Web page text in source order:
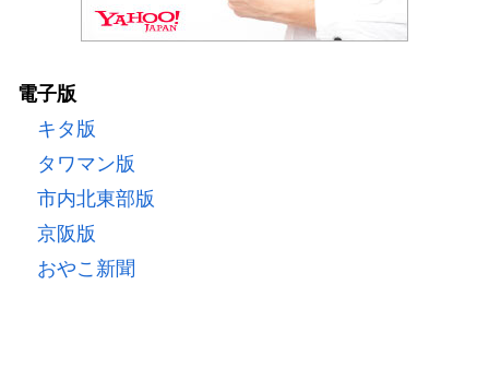
電子版
キタ版
タワマン版
市内北東部版
京阪版
おやこ新聞